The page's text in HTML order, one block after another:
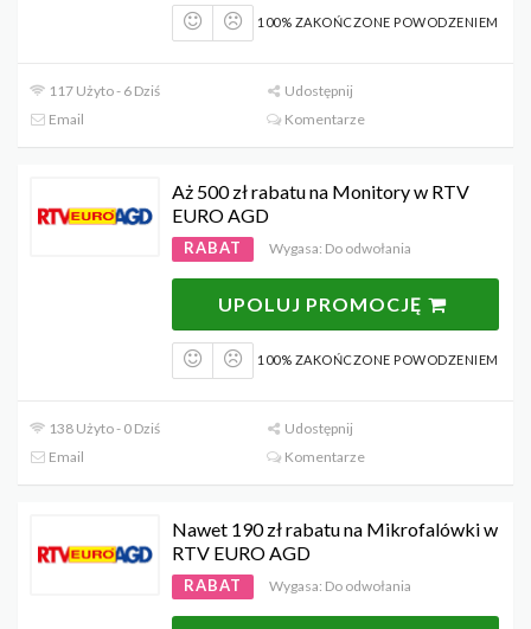
100% ZAKOŃCZONE POWODZENIEM
117 Użyto - 6 Dziś
Udostępnij
Email
Komentarze
Aż 500 zł rabatu na Monitory w RTV
EURO AGD
RABAT Wygasa: Do odwołania
UPOLUJ PROMOCJĘ
100% ZAKOŃCZONE POWODZENIEM
138 Użyto - 0 Dziś
Udostępnij
Email
Komentarze
Nawet 190 zł rabatu na Mikrofalówki w
RTV EURO AGD
RABAT Wygasa: Do odwołania